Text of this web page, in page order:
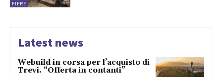
FIERE
Latest news
Webuild in corsa per l’acquisto di
Trevi. “Offerta in contanti”